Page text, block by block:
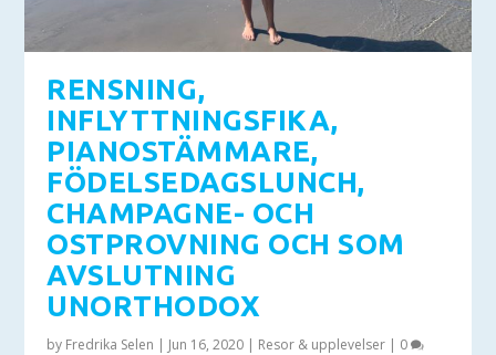
RENSNING,
INFLYTTNINGSFIKA,
PIANOSTÄMMARE,
FÖDELSEDAGSLUNCH,
CHAMPAGNE- OCH
OSTPROVNING OCH SOM
AVSLUTNING
UNORTHODOX
by Fredrika Selen | Jun 16, 2020 | Resor & upplevelser | 0